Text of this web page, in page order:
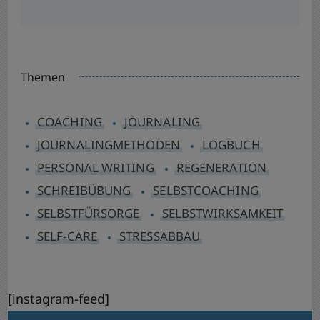
Themen
COACHING
JOURNALING
JOURNALINGMETHODEN
LOGBUCH
PERSONAL WRITING
REGENERATION
SCHREIBÜBUNG
SELBSTCOACHING
SELBSTFÜRSORGE
SELBSTWIRKSAMKEIT
SELF-CARE
STRESSABBAU
[instagram-feed]